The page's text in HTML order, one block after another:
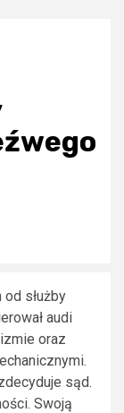
służby
audi
oraz
sąd.
Swoją